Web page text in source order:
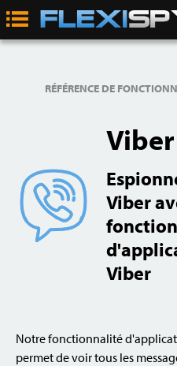
RÉFÉRENCE DE
Viber
Viber
Viber
Notre fonctionnalité
permet de voir tous les